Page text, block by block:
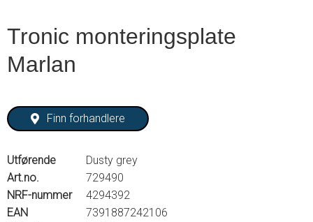
Tronic monteringsplate
Marlan
Finn forhandlere
Utførende
Dusty grey
Art.no.
729490
NRF-nummer
4294392
EAN
7391887242106